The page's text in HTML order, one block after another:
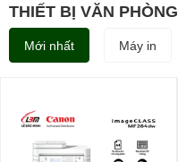
THIẾT BỊ VĂN PHÒNG
Mới nhất Máy in